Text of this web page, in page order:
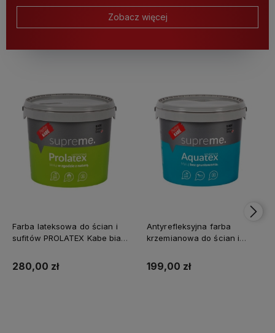
Zobacz więcej
Farba lateksowa do ścian i
sufitów PROLATEX Kabe biała
matowa
280,00 zł
Antyrefleksyjna farba
krzemianowa do ścian i
199,00 zł